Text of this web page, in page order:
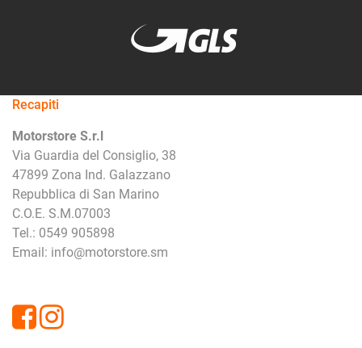
Recapiti
Motorstore S.r.l
Via Guardia del Consiglio, 38
47899 Zona Ind. Galazzano
Repubblica di San Marino
C.O.E. S.M.07003
Tel.: 0549 905898
Email: info@motorstore.sm
FacebookInstagram